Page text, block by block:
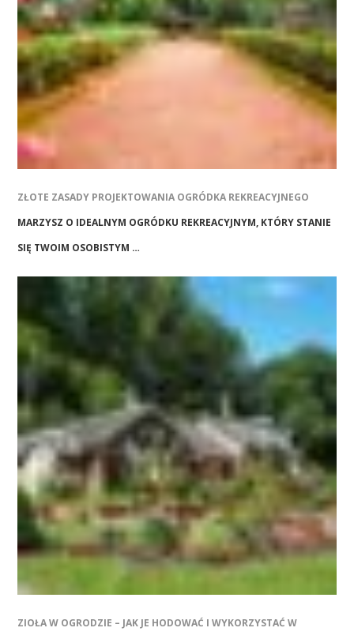
ZŁOTE ZASADY PROJEKTOWANIA OGRÓDKA REKREACYJNEGO
MARZYSZ O IDEALNYM OGRÓDKU REKREACYJNYM, KTÓRY STANIE
SIĘ TWOIM OSOBISTYM …
ZIOŁA W OGRODZIE – JAK JE HODOWAĆ I WYKORZYSTAĆ W